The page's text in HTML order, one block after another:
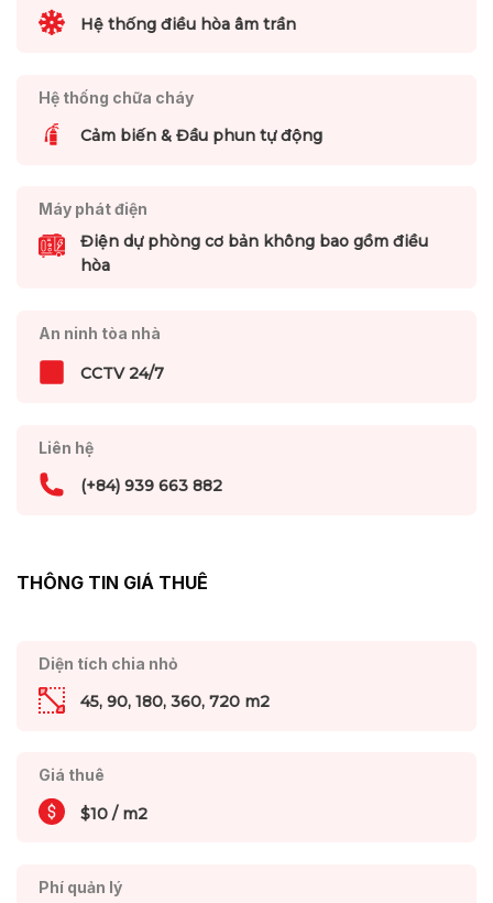
Hệ thống điều hòa âm trần
Hệ thống chữa cháy
Cảm biến & Đầu phun tự động
Máy phát điện
Điện dự phòng cơ bản không bao gồm điều
hòa
An ninh tòa nhà
CCTV 24/7
Liên hệ
(+84) 939 663 882
THÔNG TIN GIÁ THUÊ
Diện tích chia nhỏ
45, 90, 180, 360, 720 m2
Giá thuê
$10 / m2
Phí quản lý